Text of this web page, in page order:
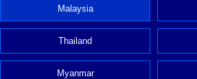
Malaysia
Thailand
Myanmar